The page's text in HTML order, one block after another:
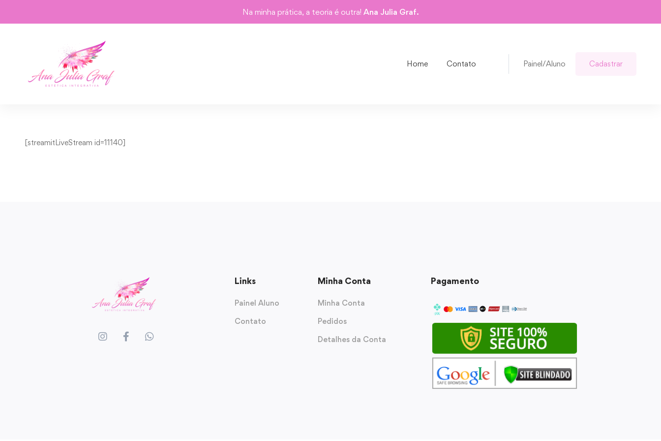
Na minha prática, a teoria é outra! Ana Julia Graf.
Home Contato Painel/Aluno Cadastrar
[streamitLiveStream id=11140]
Links
Painel Aluno
Contato
Minha Conta
Minha Conta
Pedidos
Detalhes da Conta
Pagamento